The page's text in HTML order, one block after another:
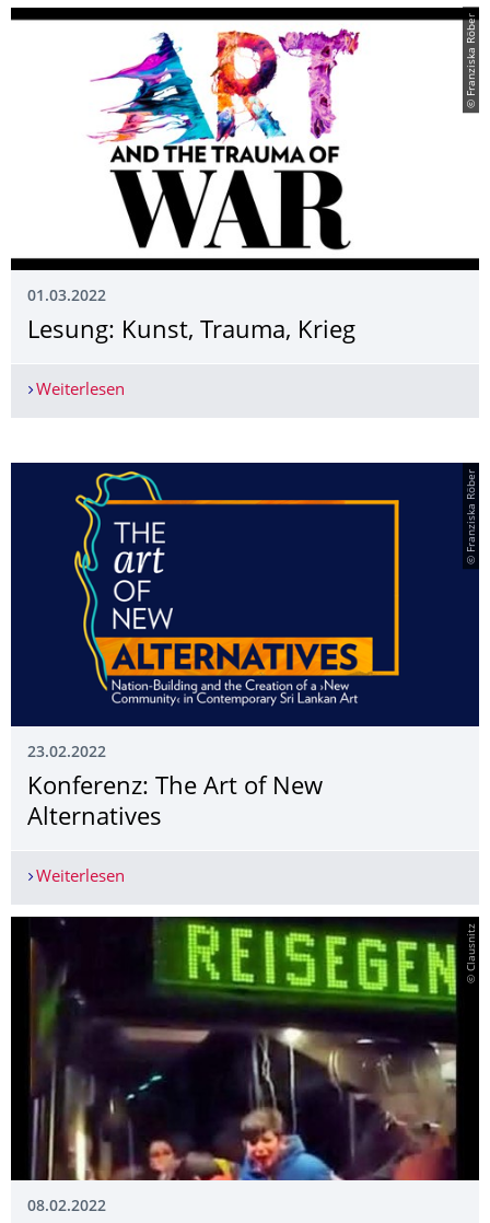
© Franziska Röber
01.03.2022
Lesung: Kunst, Trauma, Krieg
Weiterlesen
© Franziska Röber
23.02.2022
Konferenz: The Art of New
Alternatives
Weiterlesen
© Clausnitz
08.02.2022